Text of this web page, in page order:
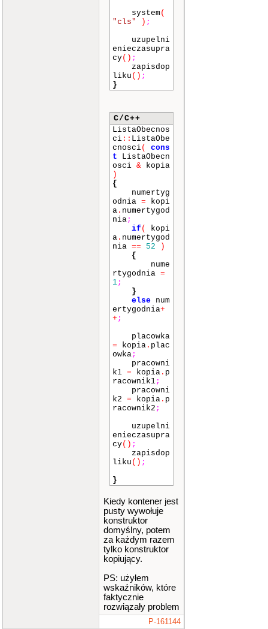
system(
"cls"
) ;
uzupelni
enieczasupra
cy() ;
zapisdop
liku () ;
}
C/C++
ListaObecnos
ci :: ListaObe
cnosci(
cons
t ListaObecn
osci & kopia
)
{
numertyg
odnia = kopi
a . numertygod
nia;
if (
kopi
a . numertygod
nia == 52
)
{
nume
rtygodnia =
1;
}
else num
ertygodnia+
+ ;
placowka
= kopia . plac
owka;
pracowni
k1 = kopia . p
racownik1;
pracowni
k2 = kopia . p
racownik2 ;
uzupelni
enieczasupra
cy() ;
zapisdop
liku () ;
}
Kiedy kontener jest
pusty wywołuje
konstruktor
domyślny, potem
za każdym razem
tylko konstruktor
kopiujący.
PS: użyłem
wskaźników, które
faktycznie
rozwiązały problem
P-161144